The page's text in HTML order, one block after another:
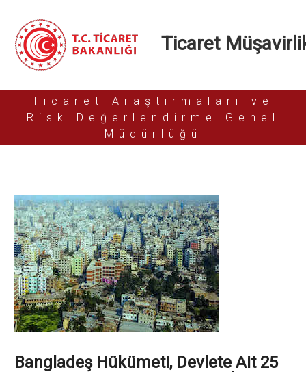
Ticaret
Ticaret Araştırmaları ve
Risk Değerlendirme Genel
Müdürlüğü
Bangladeş Hükümeti, Devlete Ait 25